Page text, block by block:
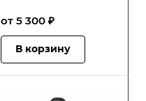
от 5 300 ₽
В корзину